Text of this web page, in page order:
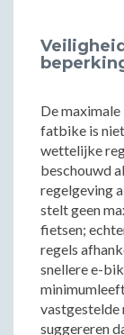
De
fatbike is
wettelijke
beschouwd
regelgeving
stelt geen
fietsen;
regels
snellere e-
vastgestelde
suggereren